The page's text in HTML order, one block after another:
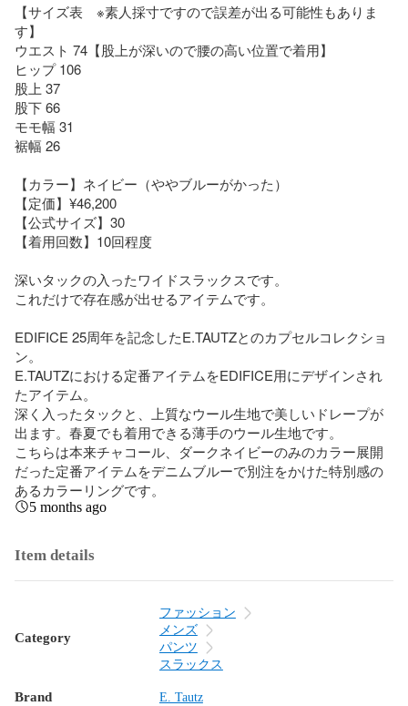
【サイズ表　※素人採寸ですので誤差が出る可能性もありま
す】
ウエスト 74【股上が深いので腰の高い位置で着用】
ヒップ 106
股上 37
股下 66
モモ幅 31
裾幅 26
【カラー】ネイビー（ややブルーがかった）
【定価】¥46,200
【公式サイズ】30
【着用回数】10回程度
深いタックの入ったワイドスラックスです。
これだけで存在感が出せるアイテムです。
EDIFICE 25周年を記念したE.TAUTZとのカプセルコレクショ
ン。
E.TAUTZにおける定番アイテムをEDIFICE用にデザインされ
たアイテム。
深く入ったタックと、上質なウール生地で美しいドレープが
出ます。春夏でも着用できる薄手のウール生地です。
こちらは本来チャコール、ダークネイビーのみのカラー展開
だった定番アイテムをデニムブルーで別注をかけた特別感の
あるカラーリングです。
5 months ago
Item details
Category
ファッション
メンズ
パンツ
スラックス
Brand E. Tautz